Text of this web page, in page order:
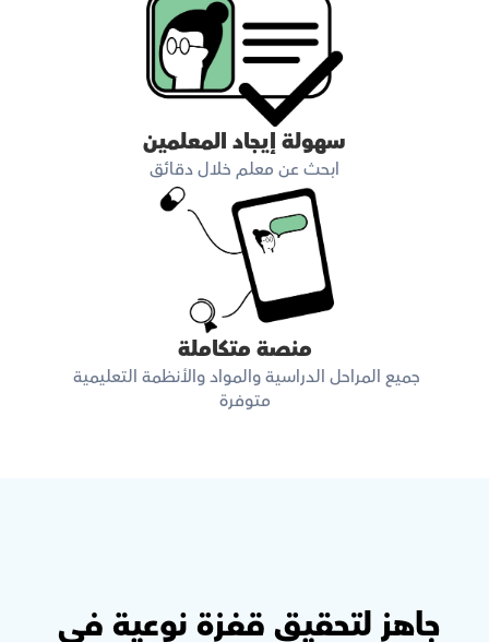
سهولة إيجاد المعلمين
ابحث عن معلم خلال دقائق
منصة متكاملة
متوفرة